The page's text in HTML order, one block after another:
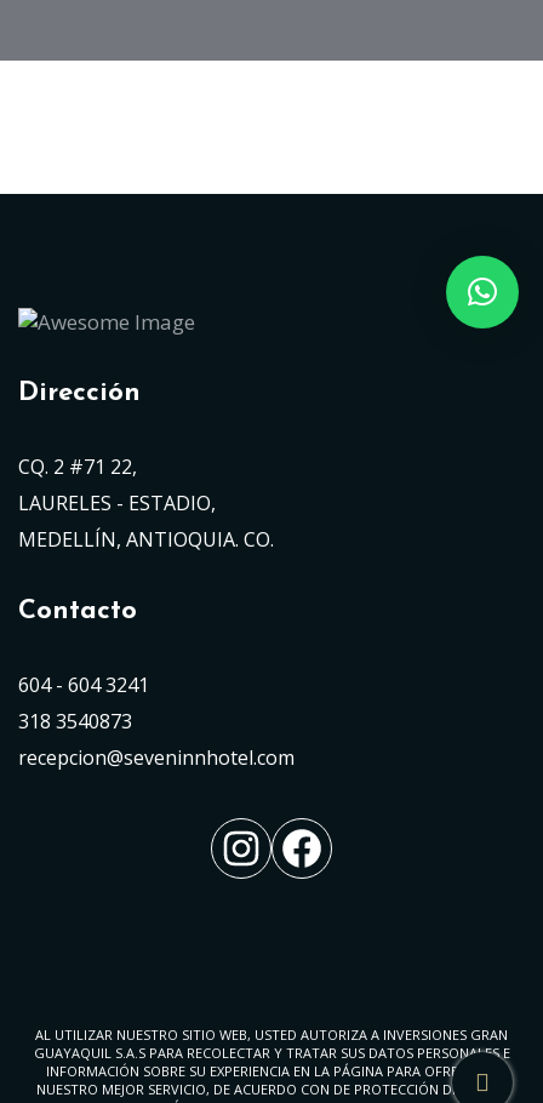
Dirección
CQ. 2 #71 22,
LAURELES - ESTADIO,
MEDELLÍN, ANTIOQUIA. CO.
Contacto
604 - 604 3241
318 3540873
recepcion@seveninnhotel.com
Instagram
Facebook
AL UTILIZAR NUESTRO SITIO WEB, USTED AUTORIZA A INVERSIONES GRAN
GUAYAQUIL S.A.S PARA RECOLECTAR Y TRATAR SUS DATOS PERSONALES E
INFORMACIÓN SOBRE SU EXPERIENCIA EN LA PÁGINA PARA OFRECERLE
NUESTRO MEJOR SERVICIO, DE ACUERDO CON DE PROTECCIÓN DE DATOS